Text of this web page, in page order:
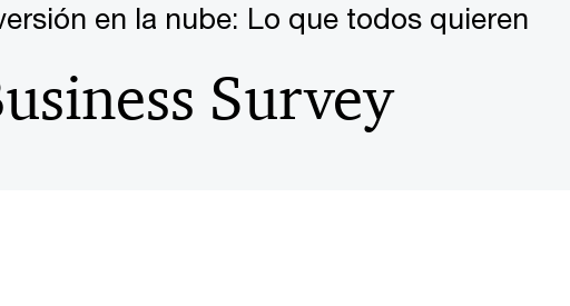
en la nube: Lo que todos quieren
Survey